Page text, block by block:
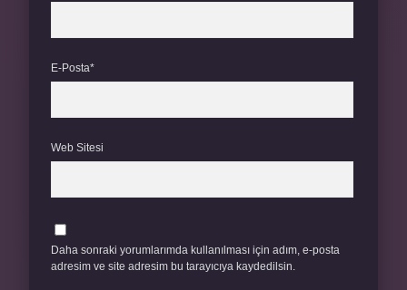
E-Posta*
Web Sitesi
Daha sonraki yorumlarımda kullanılması için adım, e-posta
adresim ve site adresim bu tarayıcıya kaydedilsin.